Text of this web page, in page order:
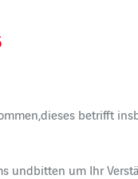
betrifft
undbitten um Ihr